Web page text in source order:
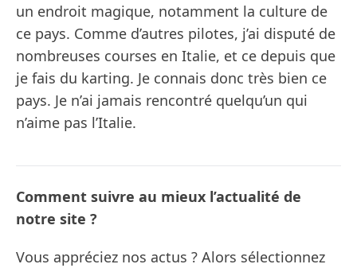
un endroit magique, notamment la culture de
ce pays. Comme d’autres pilotes, j’ai disputé de
nombreuses courses en Italie, et ce depuis que
je fais du karting. Je connais donc très bien ce
pays. Je n’ai jamais rencontré quelqu’un qui
n’aime pas l’Italie.
Comment suivre au mieux l’actualité de
notre site ?
Vous appréciez nos actus ? Alors sélectionnez